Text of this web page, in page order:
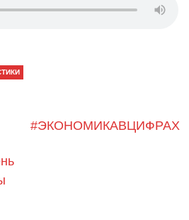
#ЭКОНОМИКАВЦИФРАХ